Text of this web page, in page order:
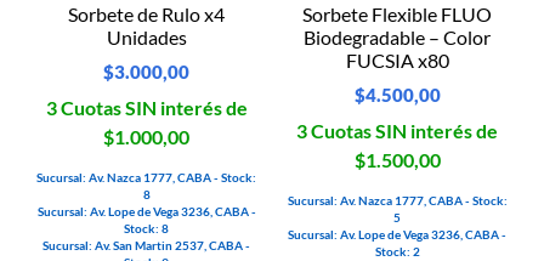
Sorbete de Rulo x4
Unidades
$3.000,00
3 Cuotas SIN interés de
$1.000,00
Sucursal: Av. Nazca 1777, CABA - Stock:
8
Sucursal: Av. Lope de Vega 3236, CABA -
Stock: 8
Sucursal: Av. San Martin 2537, CABA -
Sorbete Flexible FLUO
Biodegradable – Color
FUCSIA x80
$4.500,00
3 Cuotas SIN interés de
$1.500,00
Sucursal: Av. Nazca 1777, CABA - Stock:
5
Sucursal: Av. Lope de Vega 3236, CABA -
Stock: 2